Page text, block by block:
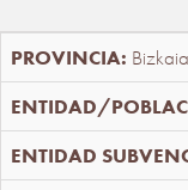
Bizkaia